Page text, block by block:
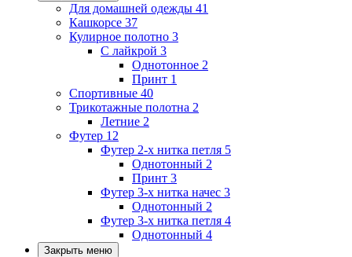
Для домашней одежды 41
Кашкорсе 37
Кулирное полотно 3
С лайкрой 3
Однотонное 2
Принт 1
Спортивные 40
Трикотажные полотна 2
Летние 2
Футер 12
Футер 2-х нитка петля 5
Однотонный 2
Принт 3
Футер 3-х нитка начес 3
Однотонный 2
Футер 3-х нитка петля 4
Однотонный 4
Закрыть меню